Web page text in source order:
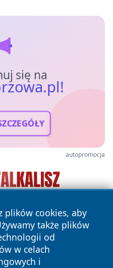
się na
autopromocja
plików cookies, aby
także plików
od
w celach
i